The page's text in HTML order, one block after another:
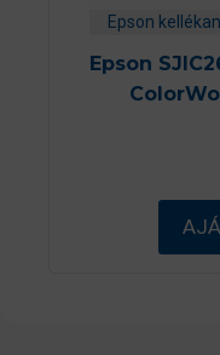
Epson
Epson